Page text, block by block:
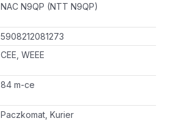
NAC N9QP (NTT N9QP)
5908212081273
CEE, WEEE
84 m-ce
Paczkomat, Kurier